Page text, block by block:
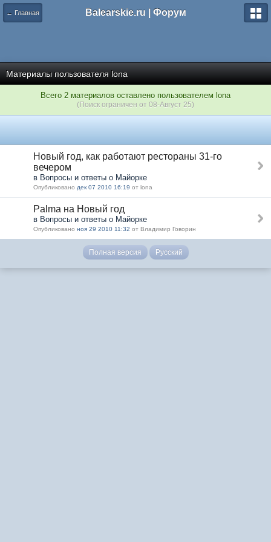
← Главная Balearskie.ru | Форум
Материалы пользователя lona
Всего 2 материалов оставлено пользователем lona
(Поиск ограничен от 08-Август 25)
Новый год, как работают рестораны 31-го
вечером
в Вопросы и ответы о Майорке
Опубликовано дек 07 2010 16:19 от lona
Palma на Новый год
в Вопросы и ответы о Майорке
Опубликовано ноя 29 2010 11:32 от Владимир Говорин
Полная версия Русский